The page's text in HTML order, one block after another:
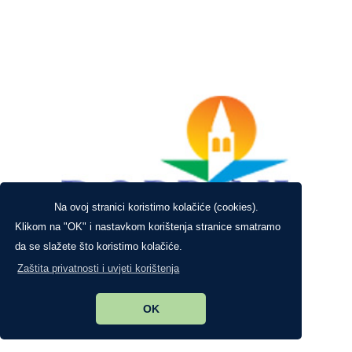
Na ovoj stranici koristimo kolačiće (cookies).
Klikom na "OK" i nastavkom korištenja stranice smatramo
da se slažete što koristimo kolačiće.
Zaštita privatnosti i uvjeti korištenja
OK